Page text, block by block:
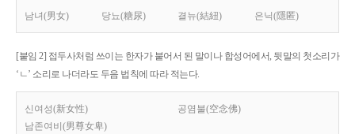
남녀(男女) 당뇨(糖尿) 결뉴(結紐) 은닉(隱匿)
[붙임 2] 접두사처럼 쓰이는 한자가 붙어서 된 말이나 합성어에서, 뒷말의 첫소리가
‘ㄴ’ 소리로 나더라도 두음 법칙에 따라 적는다.
신여성(新女性)
공염불(空念佛)
남존여비(男尊女卑)